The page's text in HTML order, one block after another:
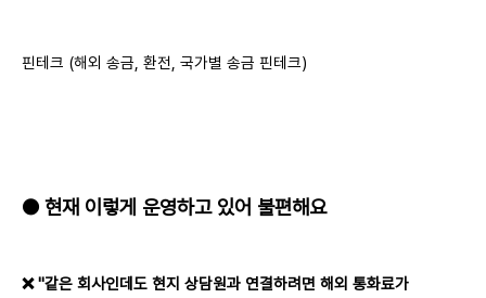
핀테크 (해외 송금, 환전, 국가별 송금 핀테크)
● 현재 이렇게 운영하고 있어 불편해요
❌ "같은 회사인데도 현지 상담원과 연결하려면 해외 통화료가